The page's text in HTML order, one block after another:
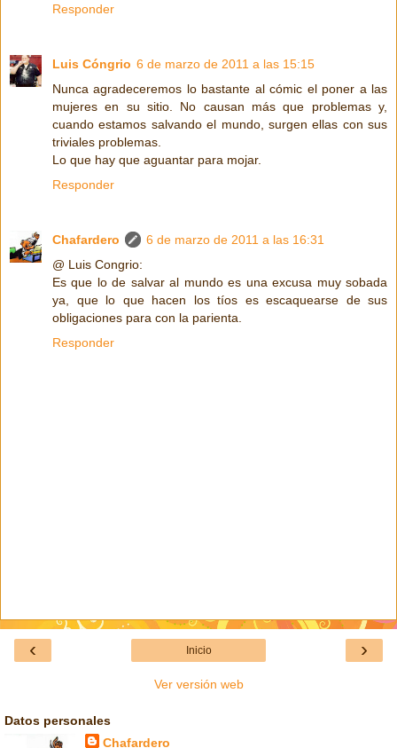
Responder
Luis Cóngrio 6 de marzo de 2011 a las 15:15
Nunca agradeceremos lo bastante al cómic el poner a las
mujeres en su sitio. No causan más que problemas y,
cuando estamos salvando el mundo, surgen ellas con sus
triviales problemas.
Lo que hay que aguantar para mojar.
Responder
Chafardero
6 de marzo de 2011 a las 16:31
@ Luis Congrio:
Es que lo de salvar al mundo es una excusa muy sobada
ya, que lo que hacen los tíos es escaquearse de sus
obligaciones para con la parienta.
Responder
‹ ›
Inicio
Ver versión web
Datos personales
Chafardero